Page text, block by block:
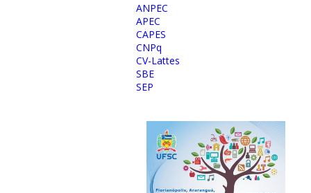
ANPEC
APEC
CAPES
CNPq
CV-Lattes
SBE
SEP